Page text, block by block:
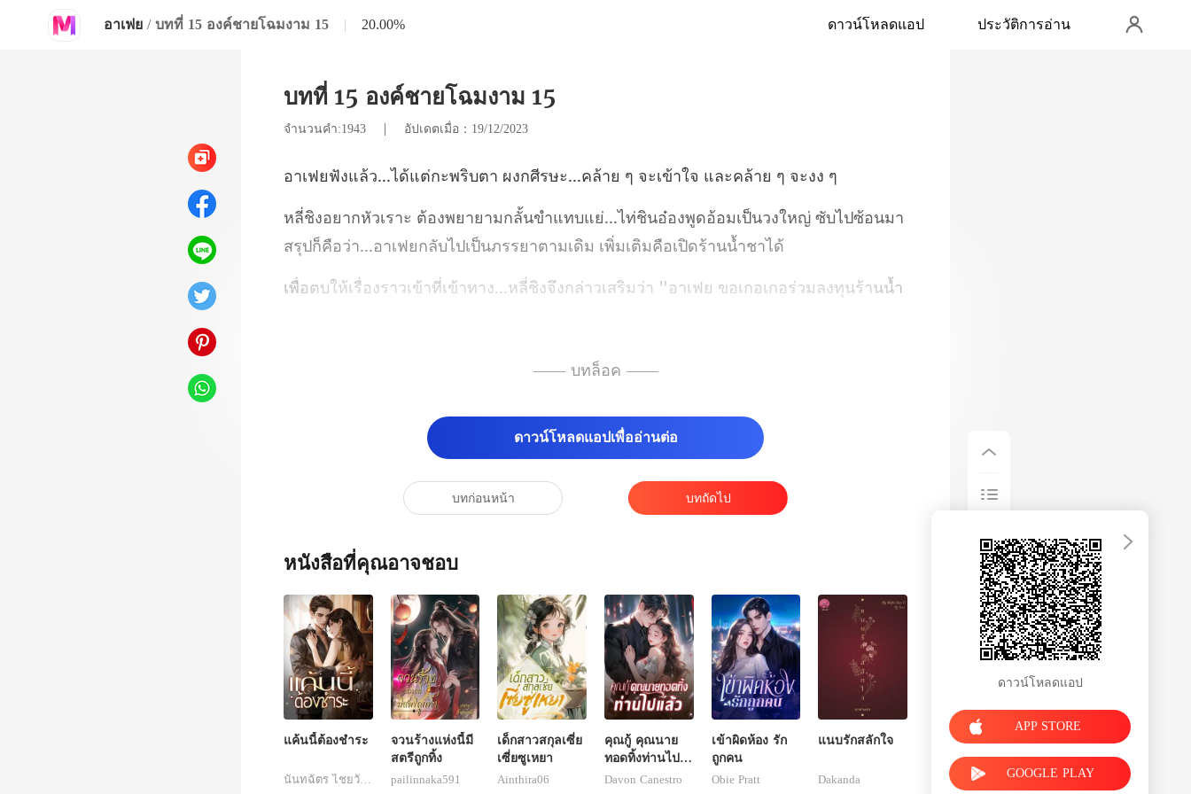
อาเฟย / บทที่ 15 องค์ชายโฉมงาม 15 | 20.00% ดาวน์โหลดแอป ประวัติการอ่าน
บทที่ 15 องค์ชายโฉมงาม 15
จำนวนคำ:1943 | อัปเดตเมื่อ：19/12/2023
ิบตา ผงกศีรษะ...คล้าย ๆ จ
อ๋องพูดอ้อมเป็นวงใหญ่ ซับไปซ้อนมา
สรุปก็คือว่า...อาเ
...หลี่ชิงจึงกล่าวเสริมว่า "อาเฟย
—— บทล็อค ——
ดาวน์โหลดแอปเพื่ออ่านต่อ
บทก่อนหน้า บทถัดไป
หนังสือที่คุณอาจชอบ
แค้นนี้ต้องชำระ
จวนร้างแห่งนี้มี
สตรีถูกทิ้ง
pailinnaka591
เด็กสาวสกุลเซี่ย
เซี่ยซูเหยา
Ainthira06
คุณกู้ คุณนาย
ทอดทิ้งท่านไป
แล้ว
Davon Canestro
เข้าผิดห้อง รัก
ถูกคน
Obie Pratt
แนบรักสลักใจ
Dakanda
ดาวน์โหลดแอป
APP STORE
GOOGLE PLAY